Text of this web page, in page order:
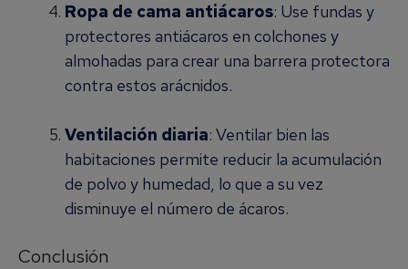
Ropa de cama antiácaros: Use fundas y
protectores antiácaros en colchones y
almohadas para crear una barrera protectora
contra estos arácnidos.
Ventilación diaria: Ventilar bien las
habitaciones permite reducir la acumulación
de polvo y humedad, lo que a su vez
disminuye el número de ácaros.
Conclusión